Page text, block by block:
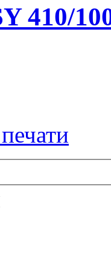
410/